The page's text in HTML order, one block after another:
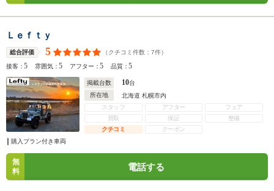
Ｌｅｆｔｙ
総合評価 5 （クチコミ件数： 7件）
接客：5 雰囲気：5 アフター：5 品質：5
掲載台数 10台
所在地
北海道 札幌市内
スタッフ
アフター
フェア
買取
保証
整備
クチコミ
クーポン
購入プラン付き車両
無
料
電話する